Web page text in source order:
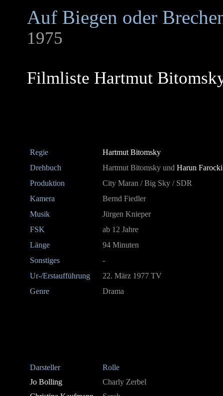
Auf Biegen oder
1975
Filmliste Hartmut
Regie
Hartmut Bitomsky
Drehbuch
Hartmut Bitomsky und Harun Farocki
Produktion
City Maran / Big Sky / SDR
Kamera
Bernd Fiedler
Musik
Jürgen Knieper
FSK
ab 12 Jahre
Länge
94 Minuten
Sonstiges
-
Ur-/Erstaufführung
22. März 1977 TV
Genre
Drama
Darsteller
Rolle
Jo Bolling
Charly Zerbel